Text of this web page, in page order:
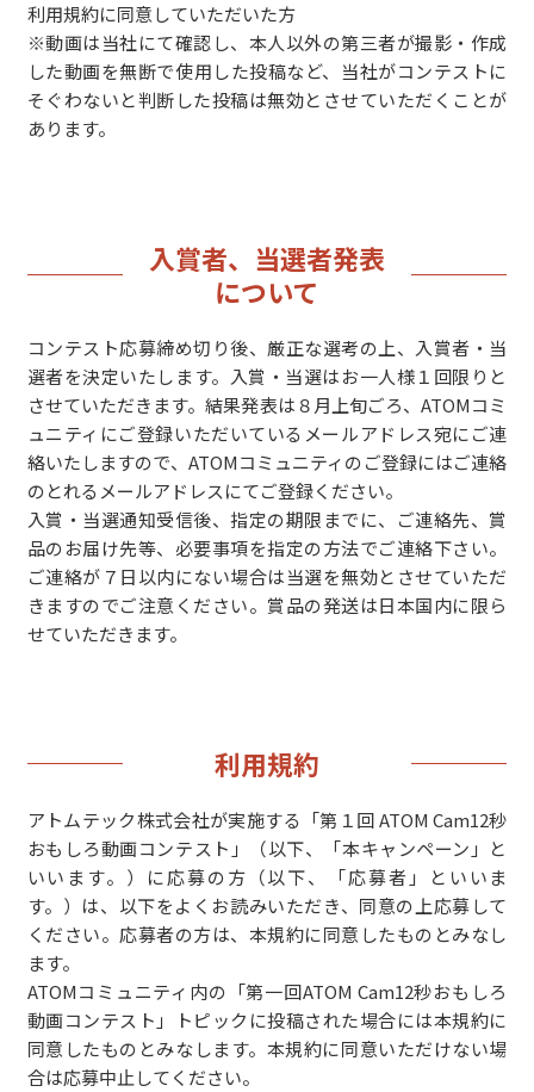
利用規約に同意していただいた方
※動画は当社にて確認し、本人以外の第三者が撮影・作成
した動画を無断で使用した投稿など、当社がコンテストに
そぐわないと判断した投稿は無効とさせていただくことが
あります。
入賞者、当選者発表
について
コンテスト応募締め切り後、厳正な選考の上、入賞者・当
選者を決定いたします。入賞・当選はお一人様１回限りと
させていただきます。結果発表は８月上旬ごろ、ATOMコミ
ュニティにご登録いただいているメールアドレス宛にご連
絡いたしますので、ATOMコミュニティのご登録にはご連絡
のとれるメールアドレスにてご登録ください。
入賞・当選通知受信後、指定の期限までに、ご連絡先、賞
品のお届け先等、必要事項を指定の方法でご連絡下さい。
ご連絡が７日以内にない場合は当選を無効とさせていただ
きますのでご注意ください。賞品の発送は日本国内に限ら
せていただきます。
利用規約
アトムテック株式会社が実施する「第１回 ATOM Cam12秒
おもしろ動画コンテスト」（以下、「本キャンペーン」と
いいます。）に応募の方（以下、「応募者」といいま
す。）は、以下をよくお読みいただき、同意の上応募して
ください。応募者の方は、本規約に同意したものとみなし
ます。
ATOMコミュニティ内の「第一回ATOM Cam12秒おもしろ
動画コンテスト」トピックに投稿された場合には本規約に
同意したものとみなします。本規約に同意いただけない場
合は応募中止してください。